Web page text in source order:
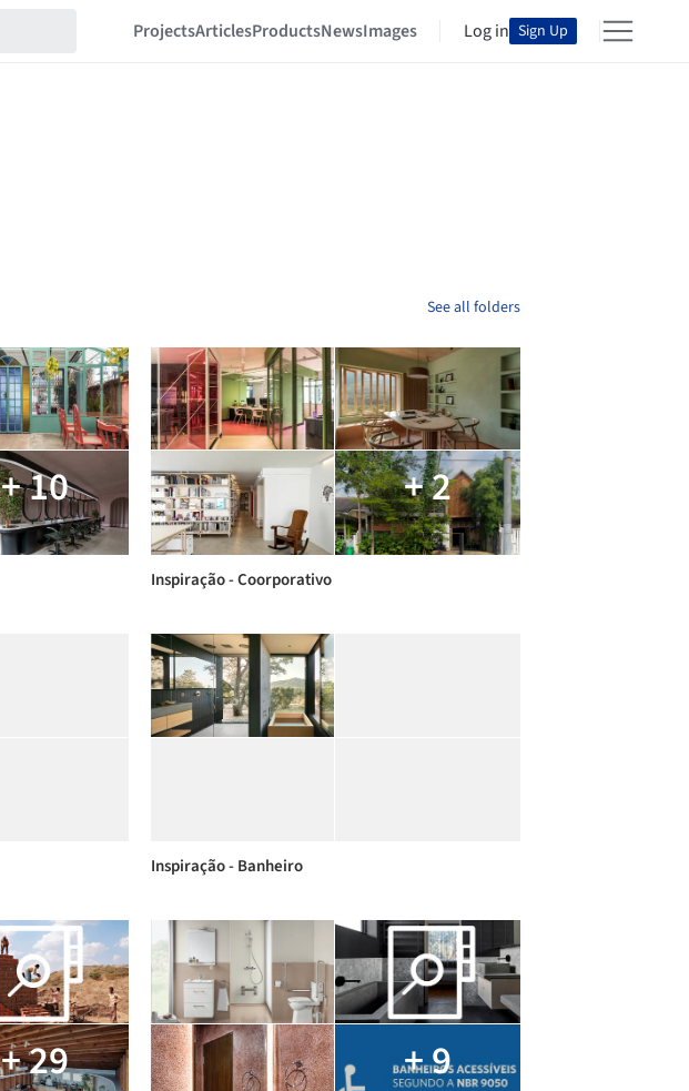
ProjectsArticlesProductsNewsImages Log in Sign Up
See all folders
+ 10 + 2
Inspiração - Coorporativo
Inspiração - Banheiro
+ 29 + 9